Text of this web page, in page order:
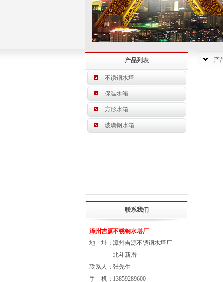
产品列表
不锈钢水塔
保温水箱
方形水箱
玻璃钢水箱
联系我们
漳州吉源不锈钢水塔厂
地 址：漳州吉源不锈钢水塔厂
北斗新厝
联系人：张先生
手 机：13859289600
产